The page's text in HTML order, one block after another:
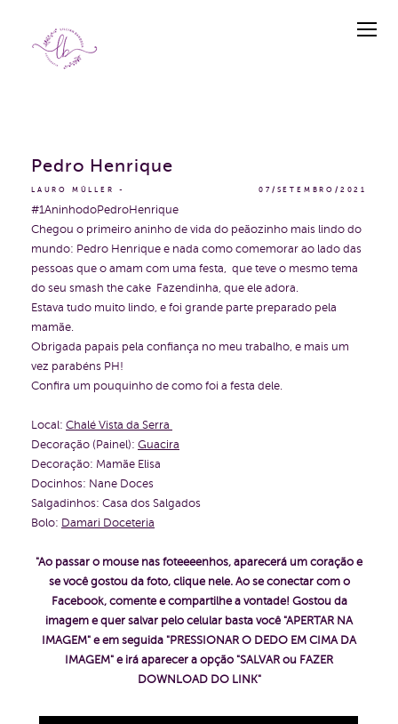
LAURO MÜLLER 07/SETEMBRO/2021
Pedro Henrique
#1AninhodoPedroHenrique
Chegou o primeiro aninho de vida do peãozinho mais lindo do
mundo: Pedro Henrique e nada como comemorar ao lado das
pessoas que o amam com uma festa, que teve o mesmo tema
do seu smash the cake Fazendinha, que ele adora.
Estava tudo muito lindo, e foi grande parte preparado pela
mamãe.
Obrigada papais pela confiança no meu trabalho, e mais um
vez parabéns PH!
Confira um pouquinho de como foi a festa dele.
Local: Chalé Vista da Serra
Decoração (Painel): Guacira
Decoração: Mamãe Elisa
Docinhos: Nane Doces
Salgadinhos: Casa dos Salgados
Bolo: Damari Doceteria
"Ao passar o mouse nas foteeeenhos, aparecerá um coração e
se você gostou da foto, clique nele. Ao se conectar com o
Facebook, comente e compartilhe a vontade! Gostou da
imagem e quer salvar pelo celular basta você "APERTAR NA
IMAGEM" e em seguida "PRESSIONAR O DEDO EM CIMA DA
IMAGEM" e irá aparecer a opção "SALVAR ou FAZER
DOWNLOAD DO LINK"